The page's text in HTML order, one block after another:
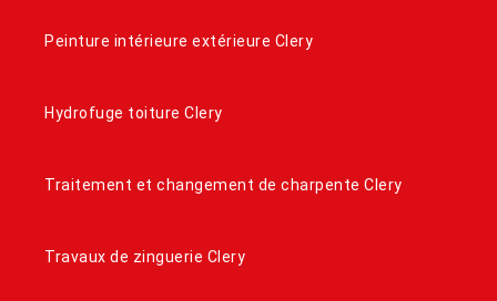
Peinture intérieure extérieure Clery
Hydrofuge toiture Clery
Traitement et changement de charpente Clery
Travaux de zinguerie Clery